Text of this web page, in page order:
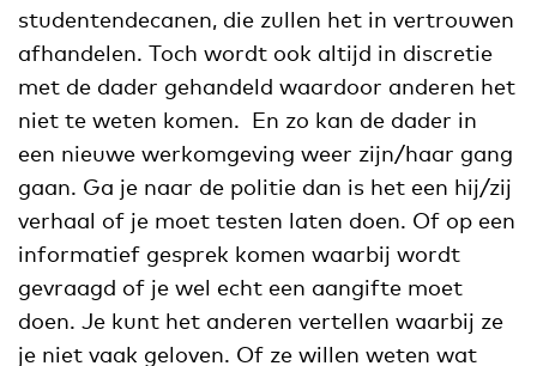
studentendecanen, die zullen het in vertrouwen
afhandelen. Toch wordt ook altijd in discretie
met de dader gehandeld waardoor anderen het
niet te weten komen. En zo kan de dader in
een nieuwe werkomgeving weer zijn/haar gang
gaan. Ga je naar de politie dan is het een hij/zij
verhaal of je moet testen laten doen. Of op een
informatief gesprek komen waarbij wordt
gevraagd of je wel echt een aangifte moet
doen. Je kunt het anderen vertellen waarbij ze
je niet vaak geloven. Of ze willen weten wat